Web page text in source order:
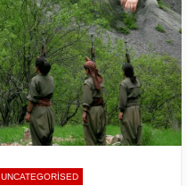
UNCATEGORISED